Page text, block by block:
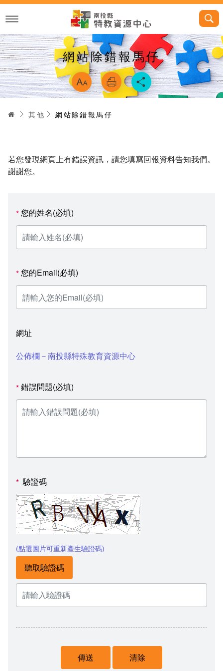
跳
主
內
容
網站除錯報馬仔 略過字型切換
首頁其他 網站除錯報馬仔
若您發現網頁上有錯誤資訊，請您填寫回報資料告知我們。
謝謝您。
*您的姓名(必填)
*您的Email(必填)
網址
公佈欄－南投縣特殊教育資源中心
*錯誤問題(必填)
* 驗證碼
(點選圖片可重新產生驗證碼)
聽取驗證碼